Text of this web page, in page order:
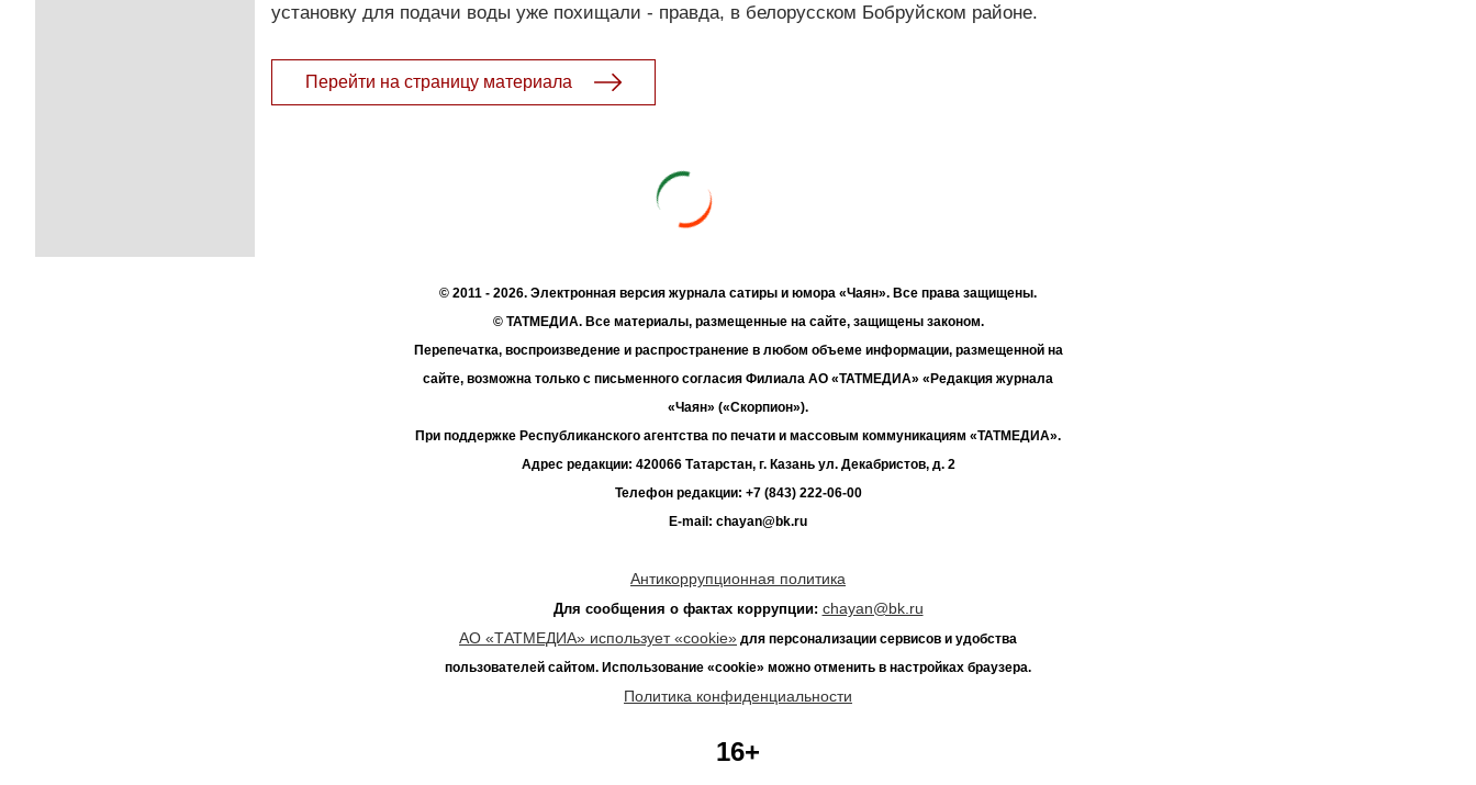
установку для подачи воды уже похищали - правда, в белорусском Бобруйском районе.
Перейти на страницу материала
© 2011 - 2026. Электронная версия журнала сатиры и юмора «Чаян». Все права защищены.
© ТАТМЕДИА. Все материалы, размещенные на сайте, защищены законом.
Перепечатка, воспроизведение и распространение в любом объеме информации, размещенной на
сайте, возможна только с письменного согласия Филиала АО «ТАТМЕДИА» «Редакция журнала
«Чаян» («Скорпион»).
При поддержке Республиканского агентства по печати и массовым коммуникациям «ТАТМЕДИА».
Адрес редакции: 420066 Татарстан, г. Казань ул. Декабристов, д. 2
Телефон редакции: +7 (843) 222-06-00
E-mail: chayan@bk.ru
Антикоррупционная политика
Для сообщения о фактах коррупции: chayan@bk.ru
АО «ТАТМЕДИА» использует «cookie» для персонализации сервисов и удобства
пользователей сайтом. Использование «cookie» можно отменить в настройках браузера.
Политика конфиденциальности
16+